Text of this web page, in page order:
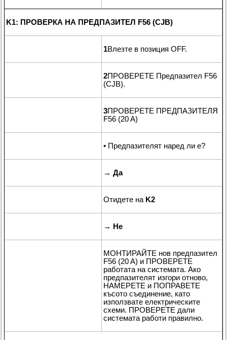
K1: ПРОВЕРКА НА ПРЕДПАЗИТЕЛ F56 (CJB)
1Влезте в позиция OFF.
2ПРОВЕРЕТЕ Предпазител F56
(CJB).
3ПРОВЕРЕТЕ ПРЕДПАЗИТЕЛЯ
F56 (20 A)
• Предпазителят наред ли е?
→ Да
Отидете на K2
→ Не
МОНТИРАЙТЕ нов предпазител
F56 (20 A) и ПРОВЕРЕТЕ
работата на системата. Ако
предпазителят изгори отново,
НАМЕРЕТЕ и ПОПРАВЕТЕ
късото съединение, като
използвате електрическите
схеми. ПРОВЕРЕТЕ дали
системата работи правилно.